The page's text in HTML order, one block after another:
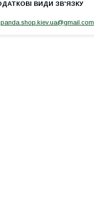
panda.shop.kiev.ua@gmail.com